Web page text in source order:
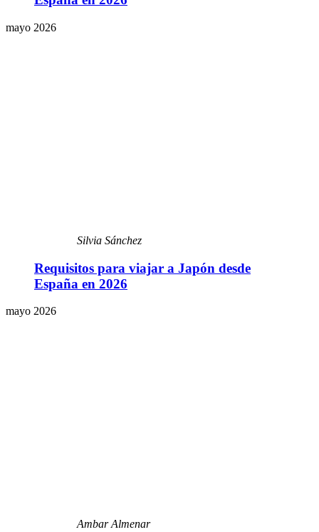
mayo 2026
Silvia Sánchez
Requisitos para viajar a Japón desde
España en 2026
mayo 2026
Ambar Almenar